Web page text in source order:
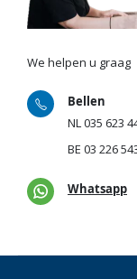
We helpen u graag
Bellen
NL035 623
BE 03 226
Whatsapp